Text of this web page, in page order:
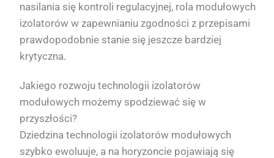
nasilania się kontroli regulacyjnej, rola modułowych
izolatorów w zapewnianiu zgodności z przepisami
prawdopodobnie stanie się jeszcze bardziej
krytyczna.
Jakiego rozwoju technologii izolatorów
modułowych możemy spodziewać się w
przyszłości?
Dziedzina technologii izolatorów modułowych
szybko ewoluuje, a na horyzoncie pojawiają się